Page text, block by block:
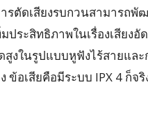
ารตัดเสียงรบกวนสามารถ
ประสิทธิภาพในเรื่องเสียง
งในรูปแบบหูฟังไร้สายและ
ข้อเสียคือมีระบบ IPX 4 ก็